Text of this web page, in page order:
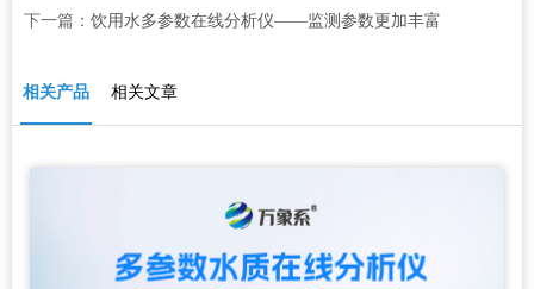
下一篇： 饮用水多参数在线分析仪——监测参数更加丰富
相关产品 相关文章